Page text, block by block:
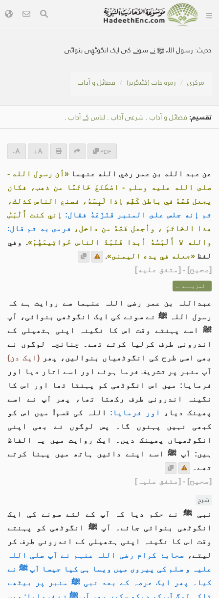
حدیث: رسول اللہ ﷺ نے سونے کی ایک انگوٹھی بنوائی
مرکزی زمرہ جات (کٹیگریز) فضائل و آداب
تقسیم: فضائل و آداب . شرعی آداب . لباس کے آداب .
PDF
+
-
عن عبد الله بن عمر رضي الله عنهما «أن رسول الله -
صلى الله عليه وسلم - اصْطَنَعَ خَاتَمًا من ذهب، فكان
يجعل فَصَّهُ في باطن كَفِّهِ إذا لَبِسَهُ، فصنع الناس كذلك،
ثم إنه جلس على المنبر فَنَزَعَهُ فقال: إني كنت أَلْبَسُ
هذا الخَاتَمَ ، وأجعل فَصَّهُ من داخل،
فرمى به ثم قال:
والله لا أَلْبَسُهُ أبدا فَنَبَذَ الناس خَواتِيمَهُمْ». وفي
لفظ «جعله في يده اليمنى».
[صحيح] - [متفق عليه]
المزيــد ...
عبداللہ بن عمر رضی اللہ عنہما سے روایت ہے کہ
رسول اللہ ﷺ نے سونے کی ایک انگوٹھی بنوائی، آپ
ﷺ اسے پہنتے وقت اس کا نگینہ اپنی ہتھیلی کے
اندرونی طرف کرلیا کرتے تھے۔ چنانچہ لوگوں نے
بھی اسی طرح کی انگوٹھیاں بنوالیں، پھر (ایک دن)
آپ منبر پر تشریف فرما ہوئے اور اسے اتار دیا اور
فرمایا: میں اس انگوٹھی کو پہنتا تھا اور اس کا
نگینہ اندرونی طرف رکھتا تھا، پھر آپ نے اسے
پھینک دیا،
اور فرمایا: اللہ کی قسم! میں اس کو
کبھی نہیں پہنوں گا۔ پس لوگوں نے بھی اپنی
انگوٹھیاں پھینک دیں۔ ایک روایت میں یہ الفاظ
ہیں: آپ ﷺ اسے اپنے دائیں ہاتھ میں پہنا کرتے
تھے۔
[صحیح] - [متفق علیہ]
شرح
نبی ﷺ نے حکم دیا کہ آپ کے لئے سونے کی ایک
انگوٹھی بنوائی جائے۔ آپ ﷺ انگوٹھی کو پہنتے
وقت اس کا نگینہ اپنی ہتھیلی کے اندرونی طرف کر
لیتے،
صحابۂ کرام رضی اللہ عنہم نے آپ صلی اللہ
علیہ و سلم کی پیروی میں ویسا ہی کیا جیسا آپ ﷺ نے
کیا۔ پھر ایک عرصہ کے بعد نبی ﷺ منبر پر بیٹھے
تاکہ لوگ آپ کو دیکھ سکیں پھر آپ ﷺ نے فرمایا: میں